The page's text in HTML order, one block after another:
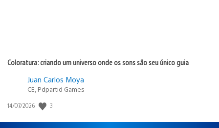
Coloratura: criando um universo onde os sons são seu único guia
Juan Carlos Moya
CE, Pdpartid Games
Data
publicação:
14/07/2026 3